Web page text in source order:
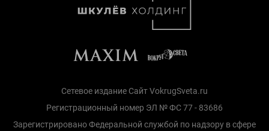
Сетевое издание Сайт VokrugSveta.ru
Регистрационный номер ЭЛ № ФС 77 - 83686
Зарегистрировано Федеральной службой по надзору в сфере